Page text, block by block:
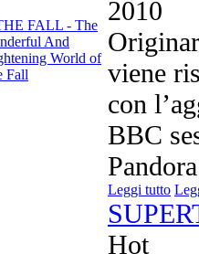
2010
viene
con
BBC
Leggi tutto
Hot